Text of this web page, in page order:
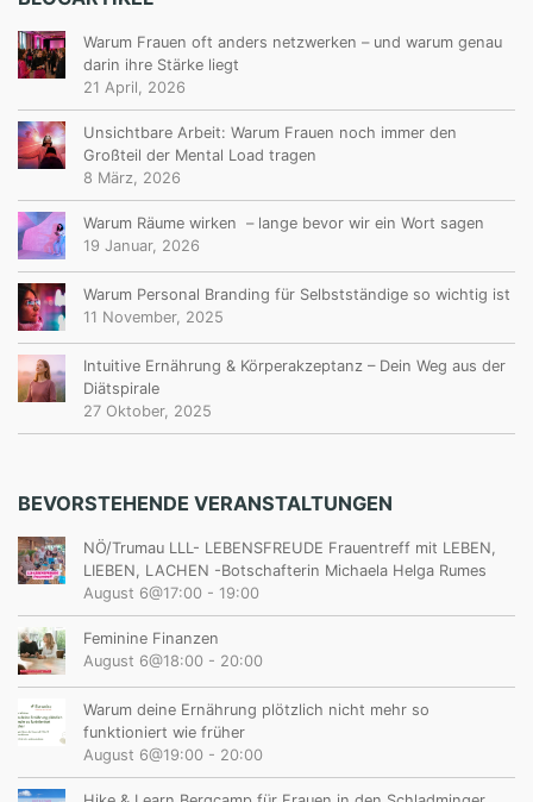
Warum Frauen oft anders netzwerken – und warum genau
darin ihre Stärke liegt
21 April, 2026
Unsichtbare Arbeit: Warum Frauen noch immer den
Großteil der Mental Load tragen
8 März, 2026
Warum Räume wirken – lange bevor wir ein Wort sagen
19 Januar, 2026
Warum Personal Branding für Selbstständige so wichtig ist
11 November, 2025
Intuitive Ernährung & Körperakzeptanz – Dein Weg aus der
Diätspirale
27 Oktober, 2025
BEVORSTEHENDE VERANSTALTUNGEN
NÖ/Trumau LLL- LEBENSFREUDE Frauentreff mit LEBEN,
LIEBEN, LACHEN -Botschafterin Michaela Helga Rumes
August 6@17:00 - 19:00
Feminine Finanzen
August 6@18:00 - 20:00
Warum deine Ernährung plötzlich nicht mehr so
funktioniert wie früher
August 6@19:00 - 20:00